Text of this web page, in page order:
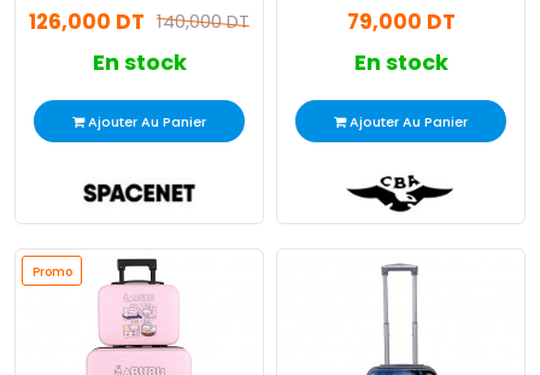
140,000 DT
126,000 DT
En stock
Ajouter Au Panier
79,000 DT
En stock
Ajouter Au Panier
Promo